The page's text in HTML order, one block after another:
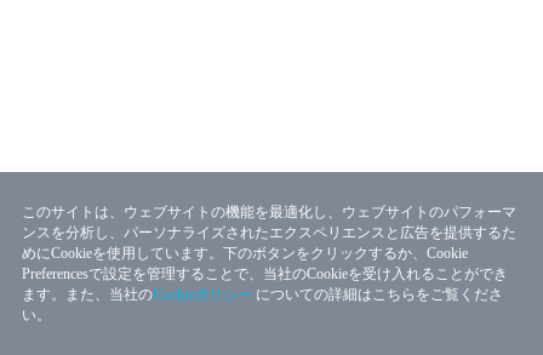
このサイトは、ウェブサイトの機能を最適化し、ウェブサイトのパフォーマ
ンスを分析し、パーソナライズされたエクスペリエンスと広告を提供するた
めにCookieを使用しています。下のボタンをクリックするか、Cookie
Preferencesで設定を管理することで、当社のCookieを受け入れることができ
ます。また、当社のCookieポリシー についての詳細はこちらをご覧くださ
い。